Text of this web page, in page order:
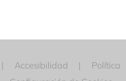
Accesibilidad
Política